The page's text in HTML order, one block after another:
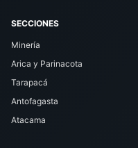
SECCIONES
Minería
Arica y Parinacota
Tarapacá
Antofagasta
Atacama